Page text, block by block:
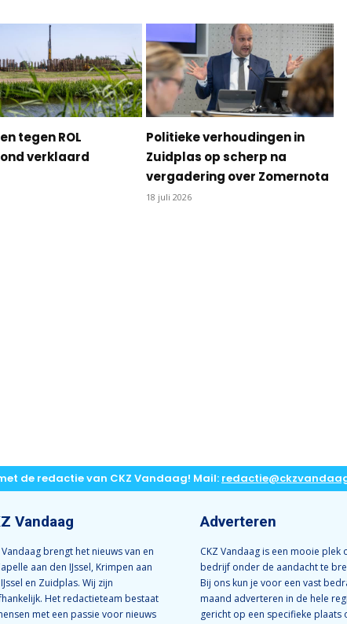
tegen ROL
verklaard
Politieke verhoudingen in
Zuidplas op scherp na
vergadering over Zomernota
18 juli 2026
de redactie van CKZ Vandaag! Mail:
Vandaag
Vandaag brengt het nieuws van en
aan den IJssel, Krimpen aan
en Zuidplas. Wij zijn
Het redactieteam bestaat
met een passie voor nieuws
Adverteren
CKZ Vandaag is een mooie plek
bedrijf onder de aandacht te
Bij ons kun je voor een vast
maand adverteren in de hele
gericht op een specifieke plaats